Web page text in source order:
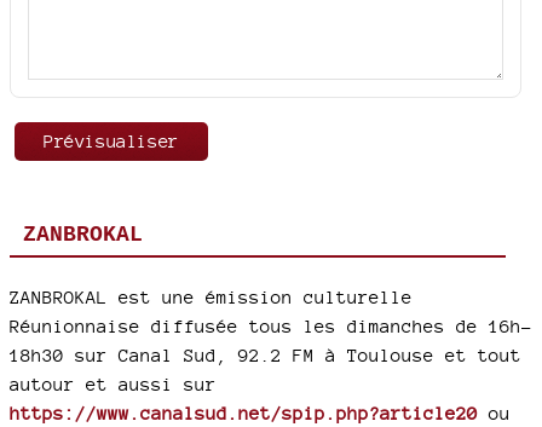
ZANBROKAL
ZANBROKAL est une émission culturelle
Réunionnaise diffusée tous les dimanches de 16h-
18h30 sur Canal Sud, 92.2 FM à Toulouse et tout
autour et aussi sur
https://www.canalsud.net/spip.php?article20 ou